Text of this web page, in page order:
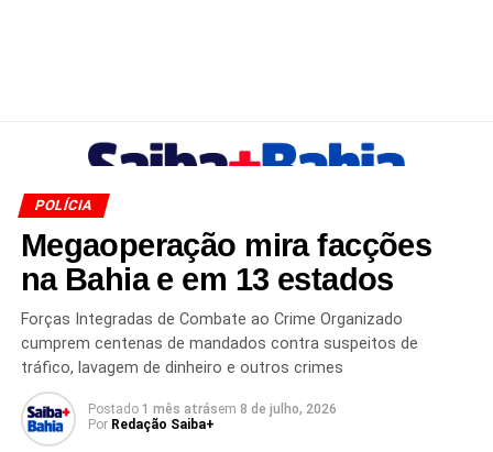
POLÍCIA
Megaoperação mira facções
na Bahia e em 13 estados
Forças Integradas de Combate ao Crime Organizado
cumprem centenas de mandados contra suspeitos de
tráfico, lavagem de dinheiro e outros crimes
Postado 1 mês atrásem 8 de julho, 2026
Por Redação Saiba+